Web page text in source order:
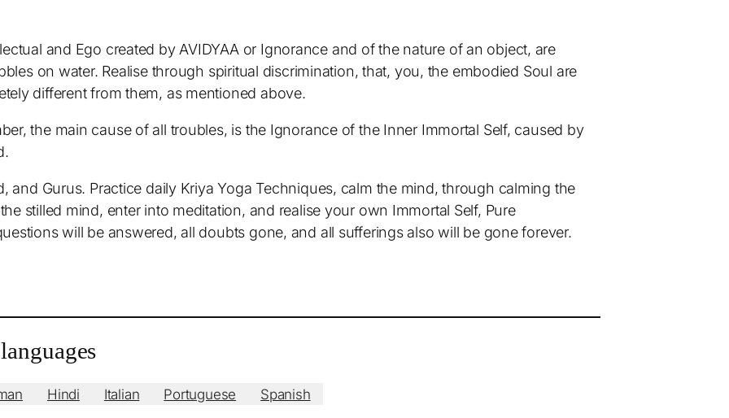
and Ego created by AVIDYAA or Ignorance and of the nature of an object, are
on water. Realise through spiritual discrimination, that, you, the embodied Soul are
different from them, as mentioned above.
the main cause of all troubles, is the Ignorance of the Inner Immortal Self, caused by
and Gurus. Practice daily Kriya Yoga Techniques, calm the mind, through calming the
stilled mind, enter into meditation, and realise your own Immortal Self, Pure
will be answered, all doubts gone, and all sufferings also will be gone forever.
Hindi Italian Portuguese Spanish